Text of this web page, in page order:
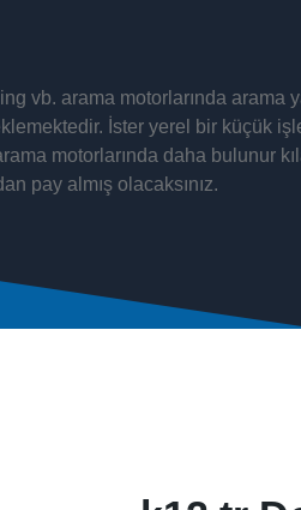
vb. arama motorlarında arama
İster yerel bir küçük
motorlarında daha bulunur
pay almış olacaksınız.